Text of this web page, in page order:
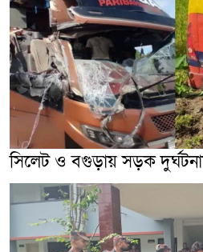
সিলেট ও বগুড়ায় সড়ক